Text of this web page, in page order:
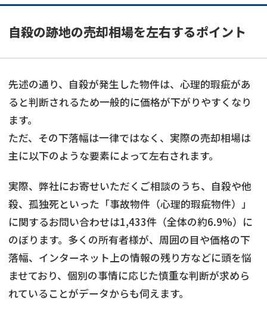
自殺の跡地の売却相場を左右するポイント
先述の通り、自殺が発生した物件は、心理的瑕疵があ
ると判断されるため一般的に価格が下がりやすくなり
ます。
ただ、その下落幅は一律ではなく、実際の売却相場は
主に以下のような要素によって左右されます。
実際、弊社にお寄せいただくご相談のうち、自殺や他
殺、孤独死といった「事故物件（心理的瑕疵物件）」
に関するお問い合わせは1,433件（全体の約6.9%）に
のぼります。多くの所有者様が、周囲の目や価格の下
落幅、インターネット上の情報の残り方などに頭を悩
ませており、個別の事情に応じた慎重な判断が求めら
れていることがデータからも伺えます。